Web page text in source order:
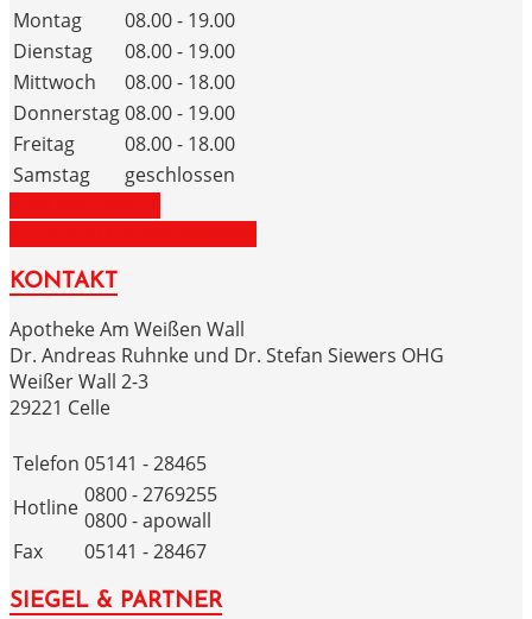
Montag
08.00 - 19.00
Dienstag
08.00 - 19.00
Mittwoch
08.00 - 18.00
Donnerstag08.00 - 19.00
Freitag
08.00 - 18.00
Samstag
geschlossen
KONTAKT
Apotheke Am Weißen Wall
Dr. Andreas Ruhnke und Dr. Stefan Siewers OHG
Weißer Wall 2-3
29221 Celle
Telefon 05141 - 28465
Hotline 0800 - 2769255
0800 - apowall
Fax
05141 - 28467
SIEGEL & PARTNER